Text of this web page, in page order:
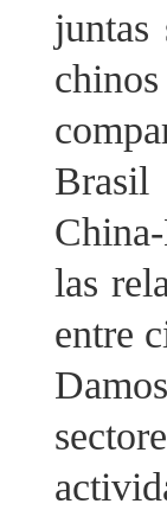
juntas
Brasil
las
entre